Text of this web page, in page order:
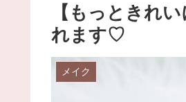
【もっときれ
れます♡
メイク